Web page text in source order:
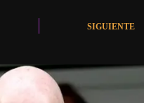
SIGUIENTE